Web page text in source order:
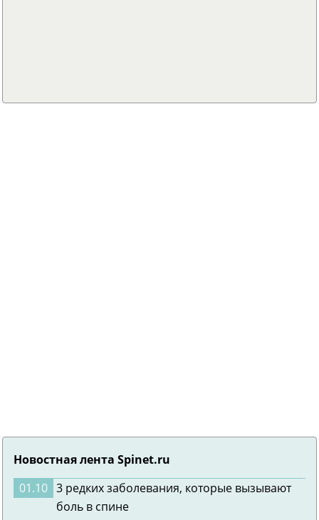
Новостная лента Spinet.ru
01.10 3 редких заболевания, которые вызывают
боль в спине